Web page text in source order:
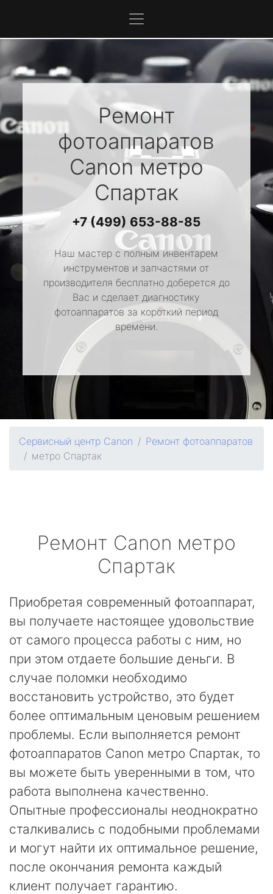
Ремонт
фотоаппаратов
Canonметро
Спартак
+7 (499) 653-88-85
Наш мастер с полным инвентарем
инструментов и запчастями от
производителя бесплатно доберется до
Вас и сделает диагностику
фотоаппаратов за короткий период
времени.
Сервисный центр Canon
Ремонт фотоаппаратов
метро Спартак
Ремонт Canon метро
Спартак
Приобретая современный фотоаппарат,
вы получаете настоящее удовольствие
от самого процесса работы с ним, но
при этом отдаете большие деньги. В
случае поломки необходимо
восстановить устройство, это будет
более оптимальным ценовым решением
проблемы. Если выполняется ремонт
фотоаппаратов Canon метро Спартак, то
вы можете быть уверенными в том, что
работа выполнена качественно.
Опытные профессионалы неоднократно
сталкивались с подобными проблемами
и могут найти их оптимальное решение,
после окончания ремонта каждый
клиент получает гарантию.